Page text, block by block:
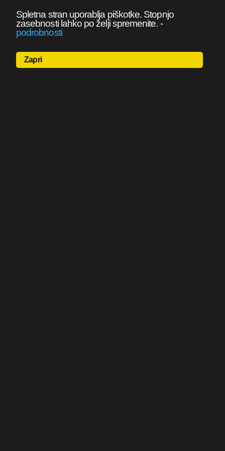
Spletna stran uporablja piškotke. Stopnjo
zasebnosti lahko po želji spremenite. -
podrobnosti
Zapri